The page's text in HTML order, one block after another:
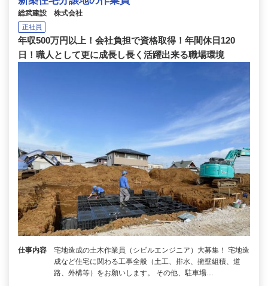
総武建設 株式会社
正社員
年収500万円以上！会社負担で資格取得！年間休日120
日！職人として更に成長し長く活躍出来る職場環境
仕事内容
宅地造成の土木作業員（シビルエンジニア）大募集！ 宅地造
成など住宅に関わる工事全般（土工、排水、擁壁組積、道
路、外構等）をお願いします。 その他、駐車場…